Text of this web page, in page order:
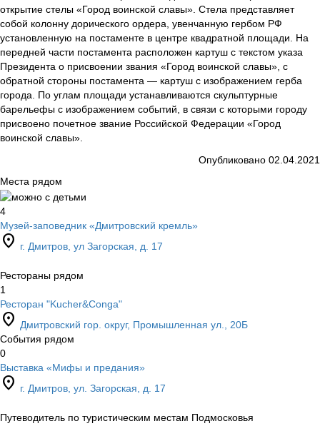
открытие стелы «Город воинской славы». Стела представляет
собой колонну дорического ордера, увенчанную гербом РФ
установленную на постаменте в центре квадратной площади. На
передней части постамента расположен картуш с текстом указа
Президента о присвоении звания «Город воинской славы», с
обратной стороны постамента — картуш с изображением герба
города. По углам площади устанавливаются скульптурные
барельефы с изображением событий, в связи с которыми городу
присвоено почетное звание Российской Федерации «Город
воинской славы».
Опубликовано 02.04.2021
Места рядом
4
Музей-заповедник «Дмитровский кремль»
location_on г. Дмитров, ул Загорская, д. 17
Рестораны рядом
1
Ресторан "Kucher&Conga"
location_on Дмитровский гор. округ, Промышленная ул., 20Б
События рядом
0
Выставка «Мифы и предания»
location_on г. Дмитров, ул. Загорская, д. 17
Путеводитель по туристическим местам Подмосковья